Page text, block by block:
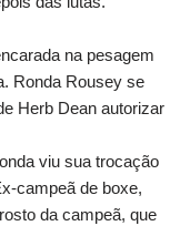
na pesagem
Ronda Rousey se
Herb Dean autorizar
viu sua trocação
campeã de boxe,
da campeã, que